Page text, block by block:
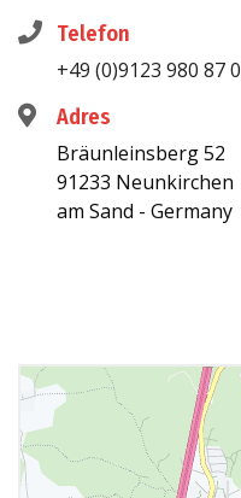
Telefon
+49 (0)9123 980 87 0
Adres
Bräunleinsberg 52
91233 Neunkirchen
am Sand - Germany